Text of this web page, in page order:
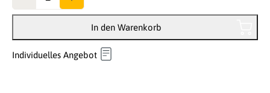
In den Warenkorb
Individuelles Angebot